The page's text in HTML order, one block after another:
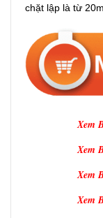
chặt lập là từ
Xem
Xem
Xem
Xem